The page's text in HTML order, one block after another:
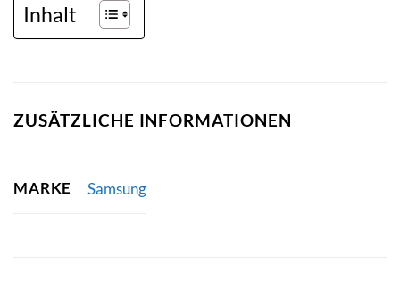
Inhalt
ZUSÄTZLICHE INFORMATIONEN
MARKE Samsung